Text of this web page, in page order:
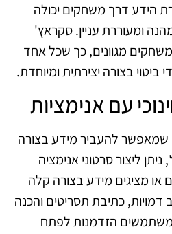
הידע דרך משחקים יכולה
ומעוררת עניין. סקראץ'
מגוונים, כך שכל אחד
ביטוי בצורה יצירתית ומיוחדת.
שמאפשר להעביר מידע בצורה
ליצור סרטוני אנימציה
או מציגים מידע בצורה קלה
דמויות, כתיבת תסריטים והכנה
הזדמנות לפתח